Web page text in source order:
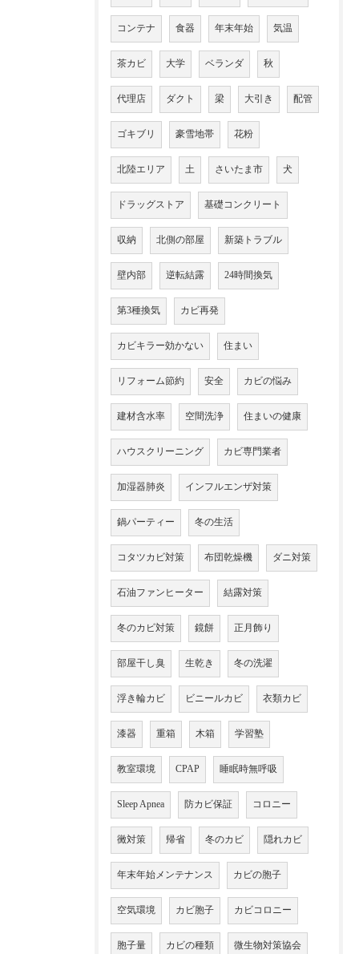
コンテナ 食器 年末年始 気温
茶カビ 大学 ベランダ 秋
代理店 ダクト 梁 大引き 配管
ゴキブリ 豪雪地帯 花粉
北陸エリア 土 さいたま市 犬
ドラッグストア 基礎コンクリート
収納 北側の部屋 新築トラブル
壁内部 逆転結露 24時間換気
第3種換気 カビ再発
カビキラー効かない 住まい
リフォーム節約 安全 カビの悩み
建材含水率 空間洗浄 住まいの健康
ハウスクリーニング カビ専門業者
加湿器肺炎 インフルエンザ対策
鍋パーティー 冬の生活
コタツカビ対策 布団乾燥機 ダニ対策
石油ファンヒーター 結露対策
冬のカビ対策 鏡餅 正月飾り
部屋干し臭 生乾き 冬の洗濯
浮き輪カビ ビニールカビ 衣類カビ
漆器 重箱 木箱 学習塾
教室環境 CPAP 睡眠時無呼吸
Sleep Apnea 防カビ保証 コロニー
黴対策 帰省 冬のカビ 隠れカビ
年末年始メンテナンス カビの胞子
空気環境 カビ胞子 カビコロニー
胞子量 カビの種類 微生物対策協会